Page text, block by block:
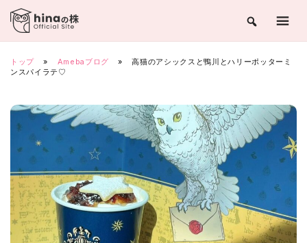
Skip
content
トップ » Amebaブログ »
高猫のアシックスと鴨川とハリーポッターミ
ンスパイラテ♡